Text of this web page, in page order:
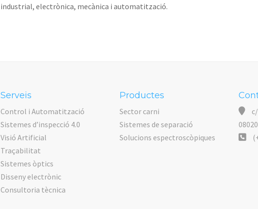
industrial, electrònica, mecànica i automatització.
Serveis
Control i Automatització
Sistemes d’inspecció 4.0
Visió Artificial
Traçabilitat
Sistemes òptics
Disseny electrònic
Consultoria tècnica
Productes
Sector carni
Sistemes de separació
Solucions espectroscòpiques